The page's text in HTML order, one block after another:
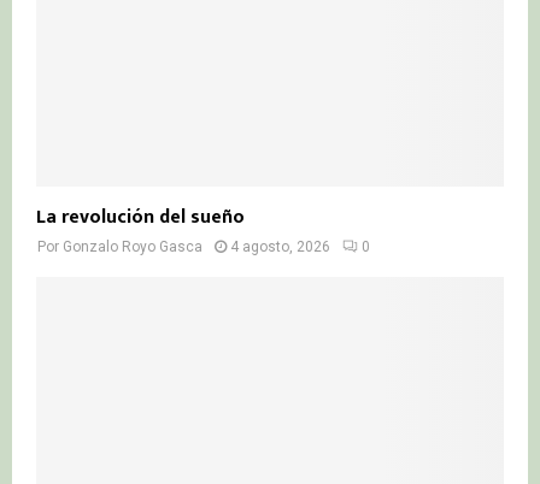
La revolución del sueño
Por Gonzalo Royo Gasca 4 agosto, 2026 0